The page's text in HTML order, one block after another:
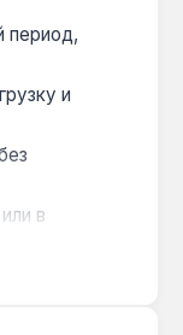
период,
и
в